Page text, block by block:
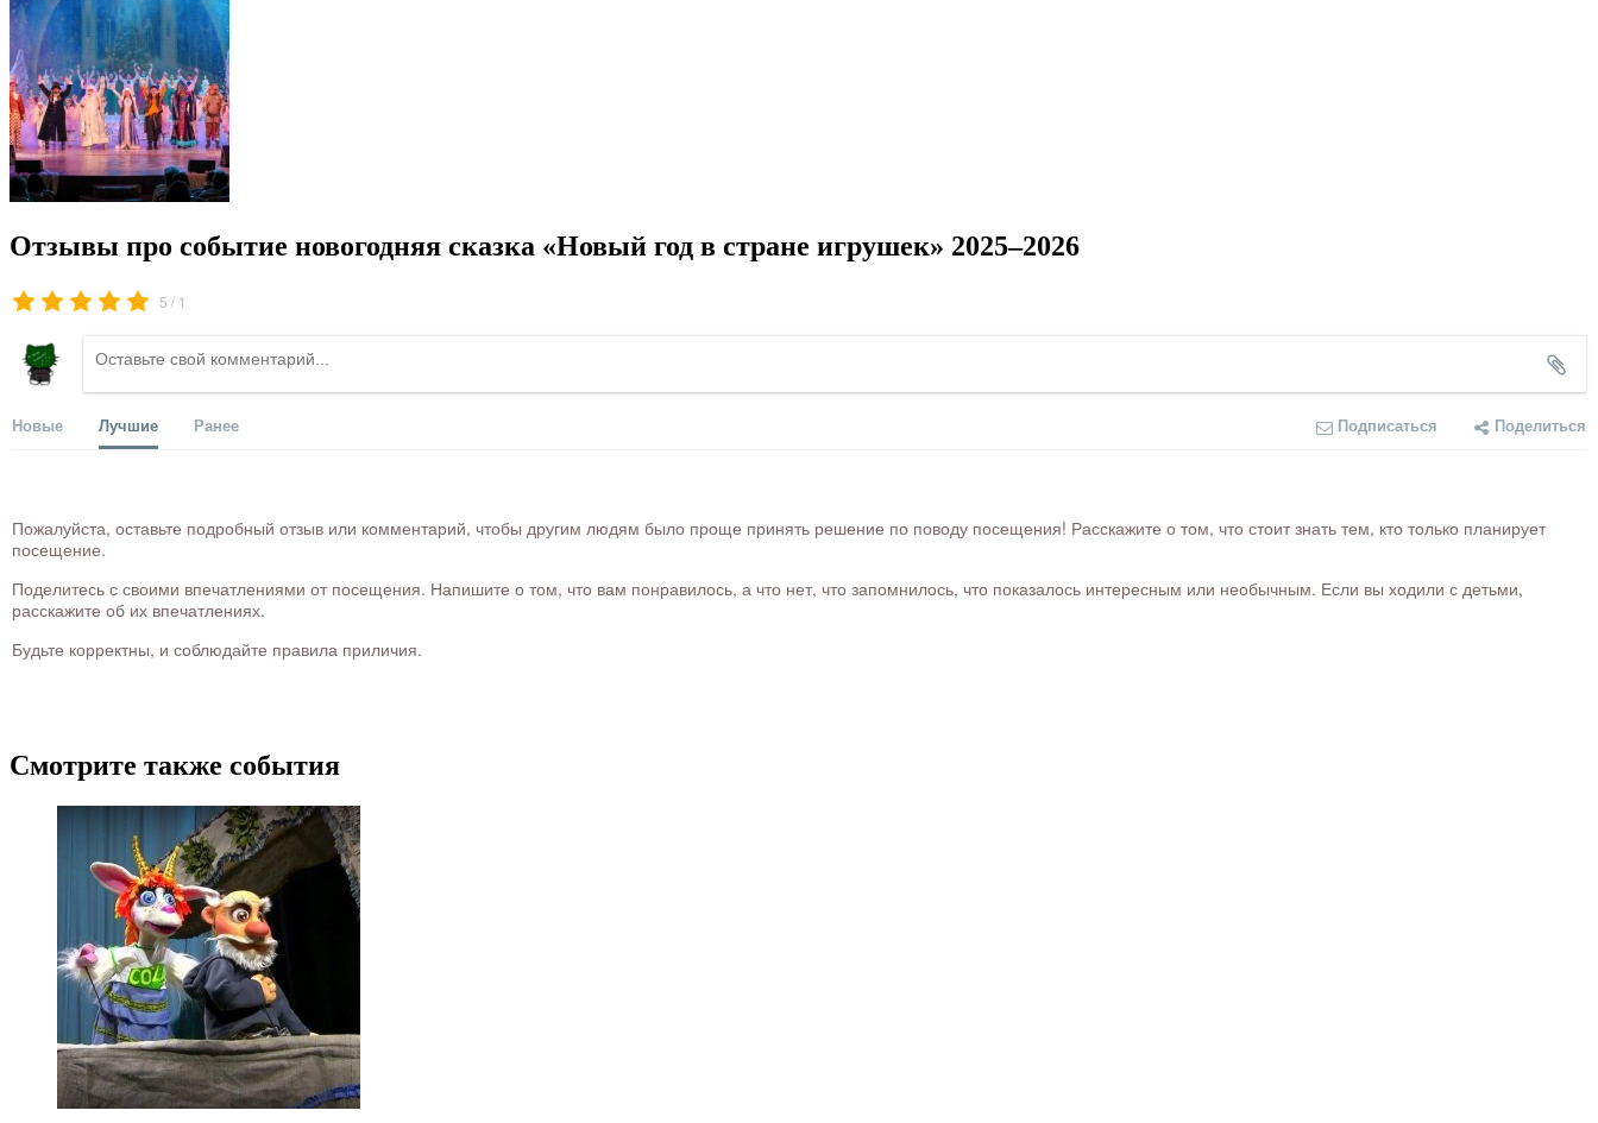
Отзывы про событие новогодняя сказка «Новый год в стране игрушек» 2025–2026
5 / 1
Новые Лучшие Ранее Подписаться Поделиться
Пожалуйста, оставьте подробный отзыв или комментарий, чтобы другим людям было проще принять решение по поводу посещения! Расскажите о том, что стоит знать тем, кто только планирует
посещение.
Поделитесь с своими впечатлениями от посещения. Напишите о том, что вам понравилось, а что нет, что запомнилось, что показалось интересным или необычным. Если вы ходили с детьми,
расскажите об их впечатлениях.
Будьте корректны, и соблюдайте правила приличия.
Смотрите также события